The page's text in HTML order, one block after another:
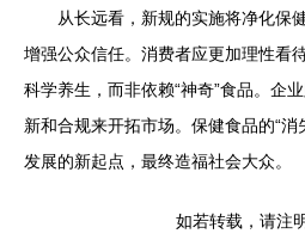
从长远看，新规的实施将净化保
增强公众信任。消费者应更加理性看
科学养生，而非依赖“神奇”食品。企
新和合规来开拓市场。保健食品的“
发展的新起点，最终造福社会大众。
如若转载，请注